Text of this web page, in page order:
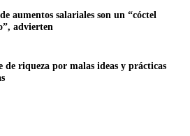
aumentos salariales son un “cóctel
advierten
de riqueza por malas ideas y prácticas